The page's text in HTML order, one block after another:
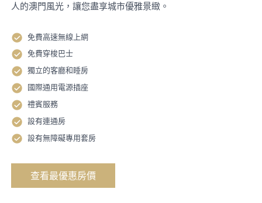
人的澳門風光，讓您盡享城市優雅景緻。
免費高速無線上網
免費穿梭巴士
獨立的客廳和睡房
國際通用電源插座
禮賓服務
設有連通房
設有無障礙專用套房
查看最優惠房價